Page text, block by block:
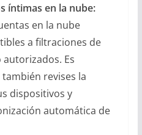
íntimas en la nube:
en la nube
a filtraciones de
Es
revises la
dispositivos y
automática de